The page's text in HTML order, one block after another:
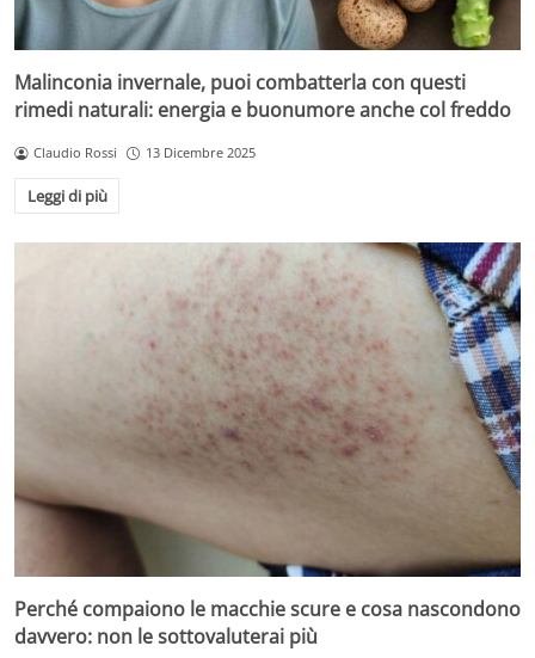
Malinconia invernale, puoi combatterla con questi
rimedi naturali: energia e buonumore anche col freddo
Claudio Rossi 13 Dicembre 2025
Leggi di più
Perché compaiono le macchie scure e cosa nascondono
davvero: non le sottovaluterai più